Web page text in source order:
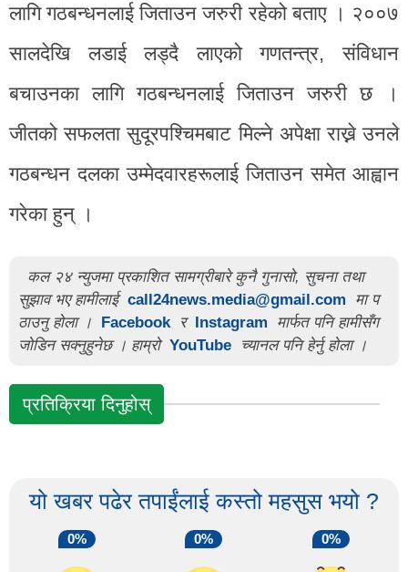
लागि गठबन्धनलाई जिताउन जरुरी रहेको बताए । २००७
सालदेखि लडाई लड्दै लाएको गणतन्त्र, संविधान
बचाउनका लागि गठबन्धनलाई जिताउन जरुरी छ ।
जीतको सफलता सुदूरपश्चिमबाट मिल्ने अपेक्षा राख्ने उनले
गठबन्धन दलका उम्मेदवारहरूलाई जिताउन समेत आह्वान
गरेका हुन् ।
कल २४ न्युजमा प्रकाशित सामग्रीबारे कुनै गुनासो, सुचना तथा
सुझाव भए हामीलाई call24news.media@gmail.com
मा प
ठाउनु होला ।
Facebook र Instagram
मार्फत पनि हामीसँग
जोडिन सक्नुहुनेछ । हाम्रो YouTube च्यानल पनि हेर्नु होला ।
प्रतिक्रिया दिनुहोस्
यो खबर पढेर तपाईंलाई कस्तो महसुस भयो ?
0% 0% 0%